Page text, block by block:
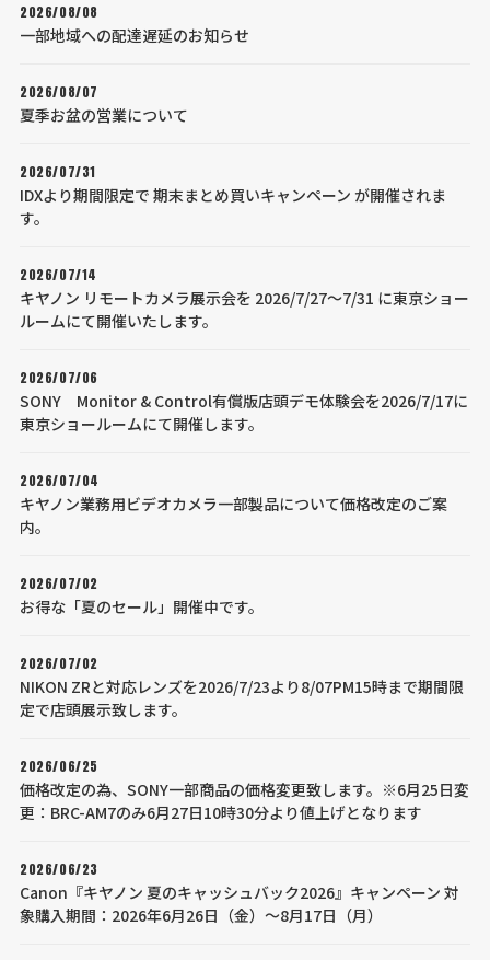
2026/08/08
一部地域への配達遅延のお知らせ
2026/08/07
夏季お盆の営業について
2026/07/31
IDXより期間限定で 期末まとめ買いキャンペーン が開催されま
す。
2026/07/14
キヤノン リモートカメラ展示会を 2026/7/27～7/31 に東京ショー
ルームにて開催いたします。
2026/07/06
SONY Monitor & Control有償版店頭デモ体験会を2026/7/17に
東京ショールームにて開催します。
2026/07/04
キヤノン業務用ビデオカメラ一部製品について価格改定のご案
内。
2026/07/02
お得な「夏のセール」開催中です。
2026/07/02
NIKON ZRと対応レンズを2026/7/23より8/07PM15時まで期間限
定で店頭展示致します。
2026/06/25
価格改定の為、SONY一部商品の価格変更致します。※6月25日変
更：BRC-AM7のみ6月27日10時30分より値上げとなります
2026/06/23
Canon『キヤノン 夏のキャッシュバック2026』キャンペーン 対
象購入期間：2026年6月26日（金）～8月17日（月）